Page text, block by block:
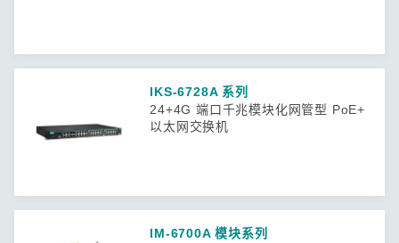
IKS-6728A 系列
24+4G 端口千兆模块化网管型 PoE+
以太网交换机
IM-6700A 模块系列